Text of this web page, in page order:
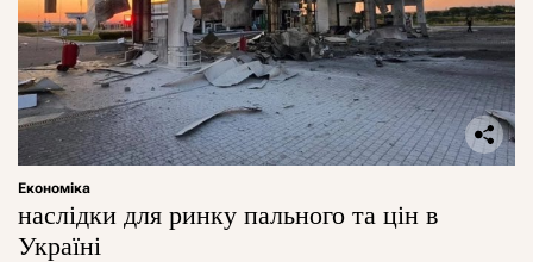
Економіка
наслідки для ринку пального та цін в
Україні